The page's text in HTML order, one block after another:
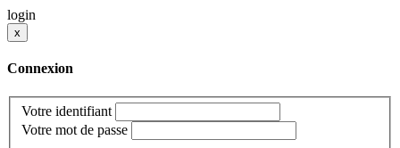
login
x
Connexion
Votre identifiant
Votre mot de passe